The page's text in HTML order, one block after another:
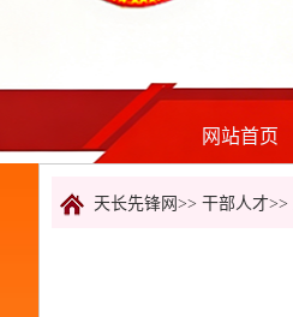
网站首页
天长先锋网>> 干部人才>>